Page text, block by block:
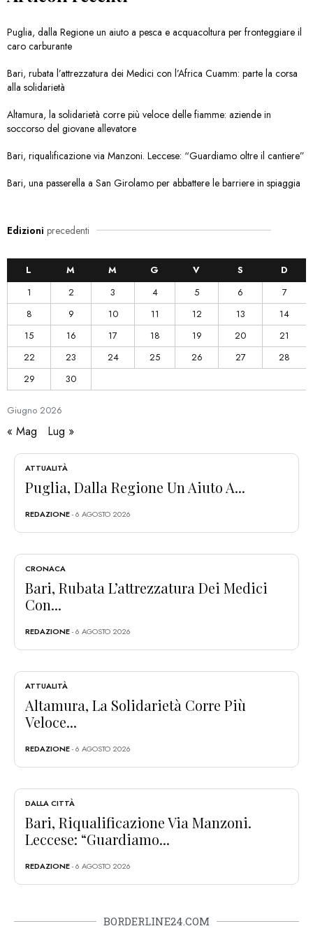
Puglia, dalla Regione un aiuto a pesca e acquacoltura per fronteggiare il
caro carburante
Bari, rubata l’attrezzatura dei Medici con l’Africa Cuamm: parte la corsa
alla solidarietà
Altamura, la solidarietà corre più veloce delle fiamme: aziende in
soccorso del giovane allevatore
Bari, riqualificazione via Manzoni. Leccese: “Guardiamo oltre il cantiere”
Bari, una passerella a San Girolamo per abbattere le barriere in spiaggia
Edizioni precedenti
Giugno 2026
L M M G V S
D
1
2 3 4 5 6
7
8
9 10 11 12 13
14
15
16 17 18 19 20
21
22
23 24 25 26 27
28
29
30
« Mag Lug »
ATTUALITÀ
Puglia, Dalla Regione Un Aiuto A...
REDAZIONE- 6 AGOSTO 2026
CRONACA
Bari, Rubata L’attrezzatura Dei Medici
Con...
REDAZIONE- 6 AGOSTO 2026
ATTUALITÀ
Altamura, La Solidarietà Corre Più
Veloce...
REDAZIONE- 6 AGOSTO 2026
DALLA CITTÀ
Bari, Riqualificazione Via Manzoni.
Leccese: “Guardiamo...
REDAZIONE- 6 AGOSTO 2026
BORDERLINE24.COM